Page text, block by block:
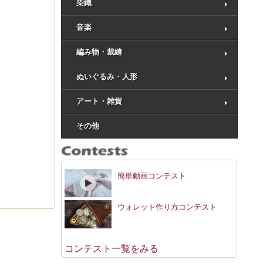
染織
音楽
編み物・裁縫
ぬいぐるみ・人形
アート・雑貨
その他
簡単動画コンテスト
ウォレット作り方コンテスト
コンテスト一覧をみる